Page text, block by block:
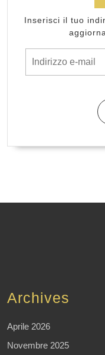
Inserisci il tuo
Archives
Aprile 2026
Novembre 2025